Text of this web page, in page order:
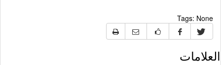
Tags: None
العلامات